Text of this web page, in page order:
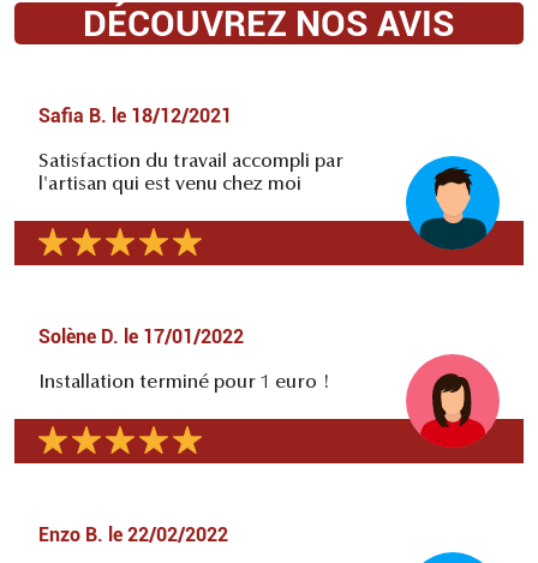
DÉCOUVREZ NOS AVIS
Safia B. le 18/12/2021
Satisfaction du travail accompli par
l'artisan qui est venu chez moi
Solène D. le 17/01/2022
Installation terminé pour 1 euro !
Enzo B. le 22/02/2022